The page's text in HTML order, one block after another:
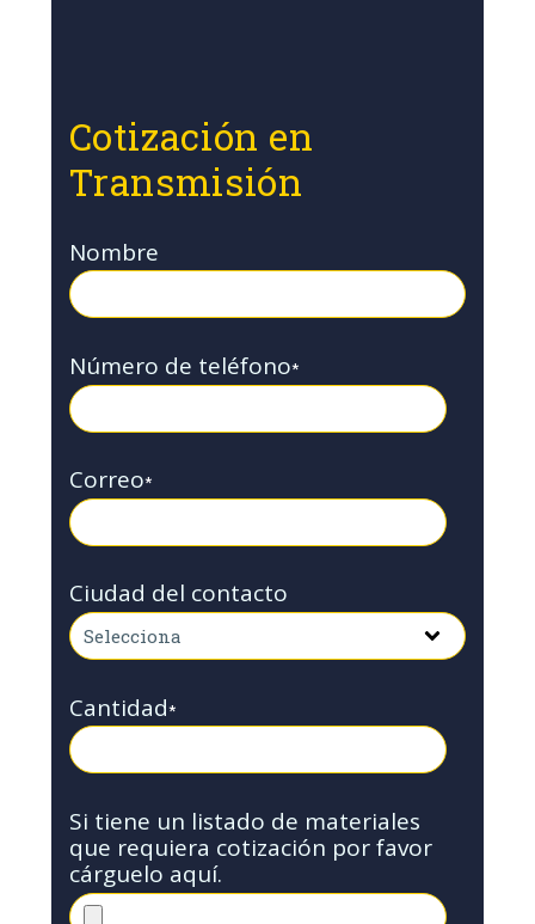
Cotización en
Transmisión
Nombre
Número de teléfono*
Correo*
Ciudad del contacto
Cantidad*
Si tiene un listado de materiales
que requiera cotización por favor
cárguelo aquí.